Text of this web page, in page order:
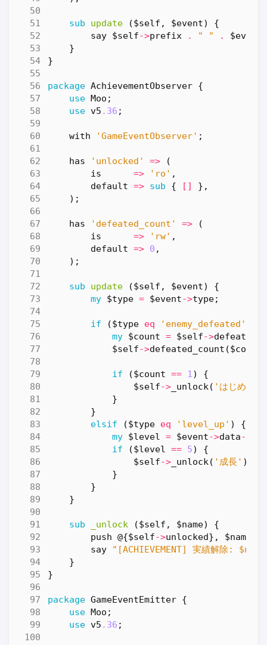
sub update
($self, $event) {
say $self->prefix . " " . $event
}
}
package AchievementObserver {
use Moo ;
use v5 .36 ;
with 'GameEventObserver' ;
has 'unlocked' =>
(
is
=> 'ro' ,
default => sub { []
},
);
has 'defeated_count' =>
(
is
=> 'rw' ,
default => 0 ,
);
sub update
($self, $event) {
my $type = $event->type;
if ($type eq 'enemy_defeated'
my $count = $self->
$self->defeated_count ($count
if ($count == 1)
{
$self-> _unlock( 'はじめて
}
}
elsif
($type eq 'level_up' )
{
my $level = $event->data->
if
($level == 5)
{
$self-> _unlock( '成長' );
}
}
}
sub _unlock
($self, $name) {
push @{$self->unlocked}, $name
say
"[ACHIEVEMENT] 実績解除:
}
}
package GameEventEmitter {
use Moo ;
use v5 .36 ;